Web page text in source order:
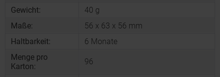
Gewicht:
40 g
Maße:
56 x 63 x 56 mm
Haltbarkeit:
6 Monate
Menge pro
Karton:
96